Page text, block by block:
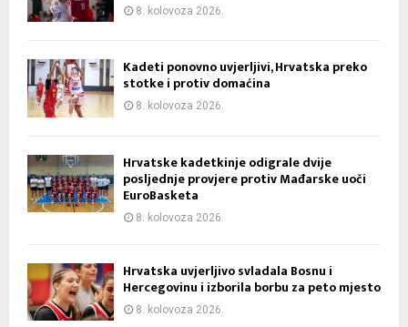
8. kolovoza 2026.
Kadeti ponovno uvjerljivi, Hrvatska preko
stotke i protiv domaćina
8. kolovoza 2026.
Hrvatske kadetkinje odigrale dvije
posljednje provjere protiv Mađarske uoči
EuroBasketa
8. kolovoza 2026.
Hrvatska uvjerljivo svladala Bosnu i
Hercegovinu i izborila borbu za peto mjesto
8. kolovoza 2026.